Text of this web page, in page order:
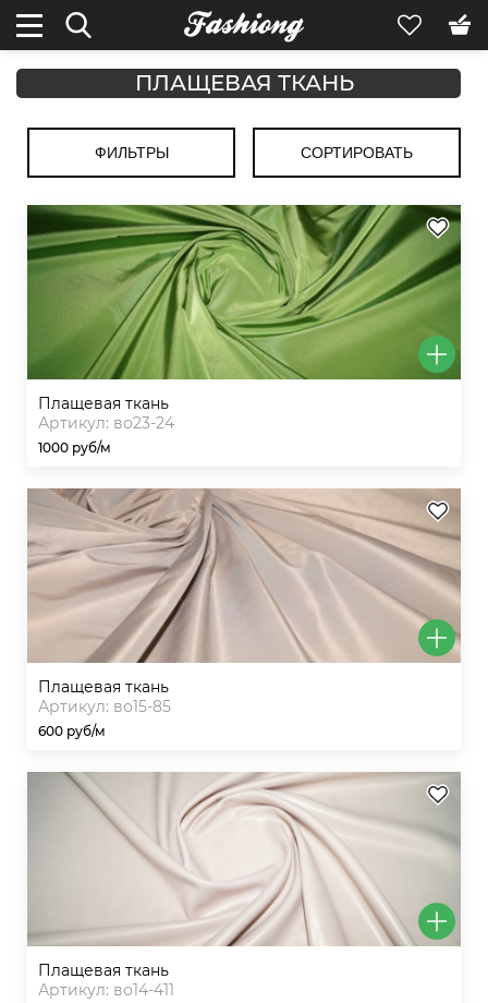
ПЛАЩЕВАЯ ТКАНЬ
ФИЛЬТРЫ СОРТИРОВАТЬ
плащевая ткань
Артикул: во23-24
1000 руб/м
плащевая ткань
Артикул: во15-85
600 руб/м
плащевая ткань
Артикул: во14-411